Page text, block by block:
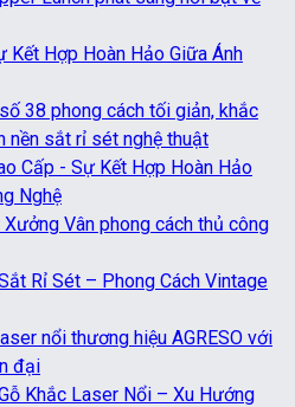
Kết Hợp Hoàn Hảo Giữa Ánh
Cấp - Sự Kết Hợp Hoàn Hảo
Nghệ
Rỉ Sét – Phong Cách Vintage
Khắc Laser Nổi – Xu Hướng